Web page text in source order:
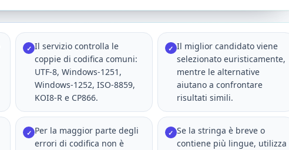
✓ Il servizio controlla le
coppie di codifica comuni:
UTF-8, Windows-1251,
Windows-1252, ISO-8859,
KOI8-R e CP866.
✓ Il miglior candidato viene
selezionato euristicamente,
mentre le alternative
aiutano a confrontare
risultati simili.
✓ Per la maggior parte degli
errori di codifica non è
✓ Se la stringa è breve o
contiene più lingue, utilizza